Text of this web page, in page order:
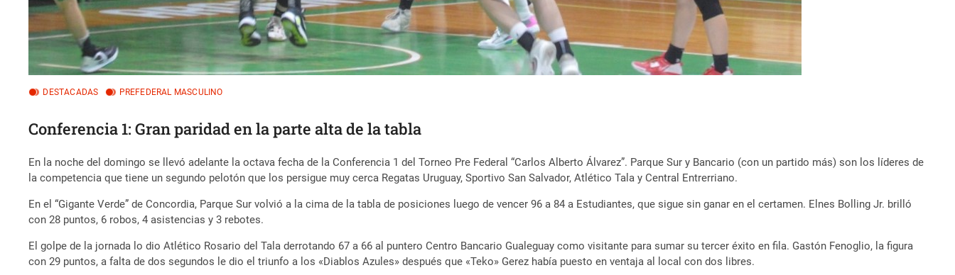
DESTACADAS PREFEDERAL MASCULINO
Conferencia 1: Gran paridad en la parte alta de la tabla
En la noche del domingo se llevó adelante la octava fecha de la Conferencia 1 del Torneo Pre Federal “Carlos Alberto Álvarez”. Parque Sur y Bancario (con un partido más) son los líderes de
la competencia que tiene un segundo pelotón que los persigue muy cerca Regatas Uruguay, Sportivo San Salvador, Atlético Tala y Central Entrerriano.
En el “Gigante Verde” de Concordia, Parque Sur volvió a la cima de la tabla de posiciones luego de vencer 96 a 84 a Estudiantes, que sigue sin ganar en el certamen. Elnes Bolling Jr. brilló
con 28 puntos, 6 robos, 4 asistencias y 3 rebotes.
El golpe de la jornada lo dio Atlético Rosario del Tala derrotando 67 a 66 al puntero Centro Bancario Gualeguay como visitante para sumar su tercer éxito en fila. Gastón Fenoglio, la figura
con 29 puntos, a falta de dos segundos le dio el triunfo a los «Diablos Azules» después que «Teko» Gerez había puesto en ventaja al local con dos libres.